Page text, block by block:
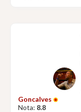
Goncalves
Nota: 8.8